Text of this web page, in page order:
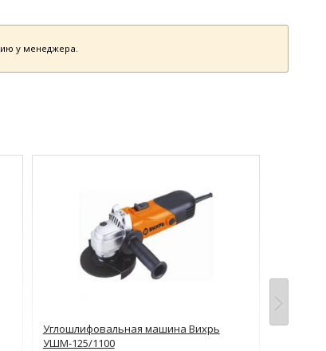
у менеджера.
Углошлифовальная машина Вихрь
УШМ-125/1100